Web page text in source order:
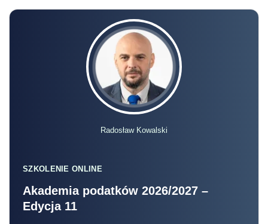
Radosław Kowalski
SZKOLENIE ONLINE
Akademia podatków 2026/2027 –
Edycja 11